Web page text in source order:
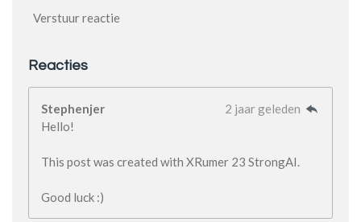
Verstuur reactie
Reacties
Stephenjer
2 jaar geleden
Hello!
This post was created with XRumer 23 StrongAI.
Good luck :)